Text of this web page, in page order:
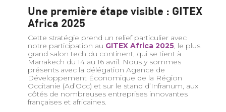
Une première étape visible : GITEX
Africa 2025
Cette stratégie prend un relief particulier avec
notre participation au GITEX Africa 2025, le plus
grand salon tech du continent, qui se tient à
Marrakech du 14 au 16 avril. Nous y sommes
présents avec la délégation Agence de
Développement Économique de la Région
Occitanie (Ad’Occ) et sur le stand d’Infranum, aux
côtés de nombreuses entreprises innovantes
françaises et africaines.